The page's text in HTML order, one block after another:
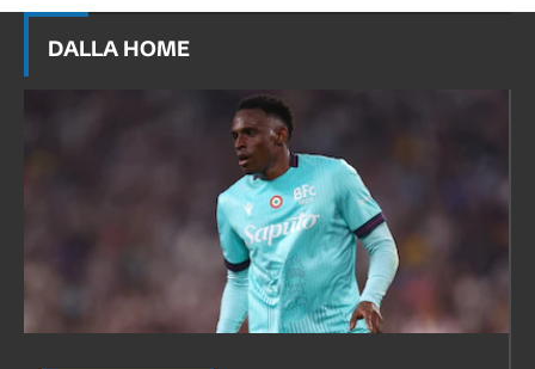
DALLA HOME